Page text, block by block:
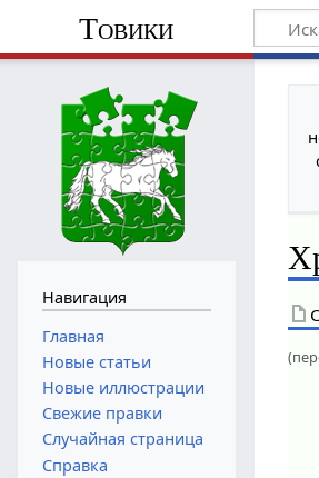
Товики
Навигация
Главная
Новые статьи
Новые иллюстрации
Свежие правки
Случайная страница
Справка